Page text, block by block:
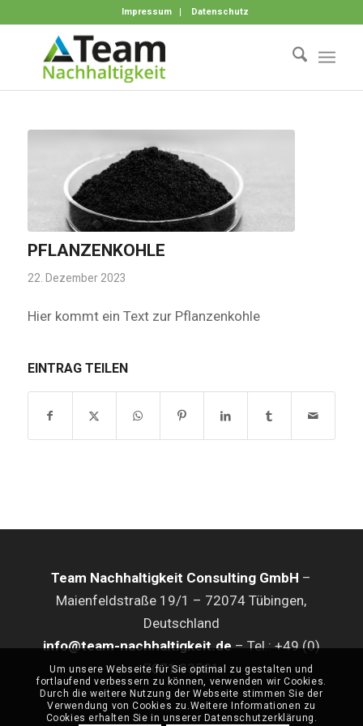
Impressum Datenschutz
PFLANZENKOHLE
22. Dezember 2023
Hier kommt ein Text zur Pflanzenkohle
EINTRAG TEILEN
Team Nachhaltigkeit Consulting GmbH –
Maienfeldstraße 19/1 – 72074 Tübingen,
Deutschland
info@team-nachhaltigkeit.de– Tel.: +49 (0)
7071 83581
Um unsere Webseite für Sie optimal zu gestalten und
fortlaufend verbessern zu können, verwenden wir Cookies.
Durch die weitere Nutzung der Webseite stimmen Sie der
Verwendung von Cookies zu.Weitere Informationen zu
Cookies erhalten Sie in unserer Datenschutzerklärung.